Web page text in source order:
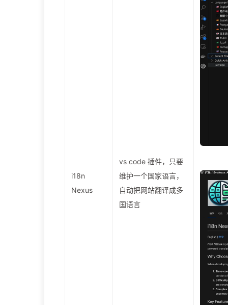
i18n
Nexus
vs code 插件，只要
维护一个国家语言，
自动把网站翻译成多
国语言